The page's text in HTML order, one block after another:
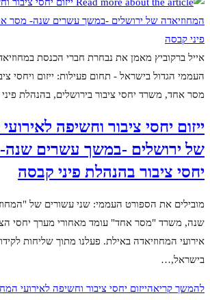
אייל ברקוביץ מאמן את נבחרת חברי הכנסת
העממי הגדול בישראל - תחום פעילות: ייזום ויחסי
מסר אחד, משרד יחסי ציבור בירושלים, בהנהלת
ייזום יחסי ציבור וחשיפה
של ירושלים -במשך עשרים
יחסי ציבור בהנהלת פיני קבסה
שנה, משרד "מסר אחד" עומד מאחורי מערך יחסי
אירועי המחוזיאדה באילת. פעלנו מתוך שליחות
בישראל,…
להמשך קריאהייזום יחסי ציבור וחשיפה לאירועי